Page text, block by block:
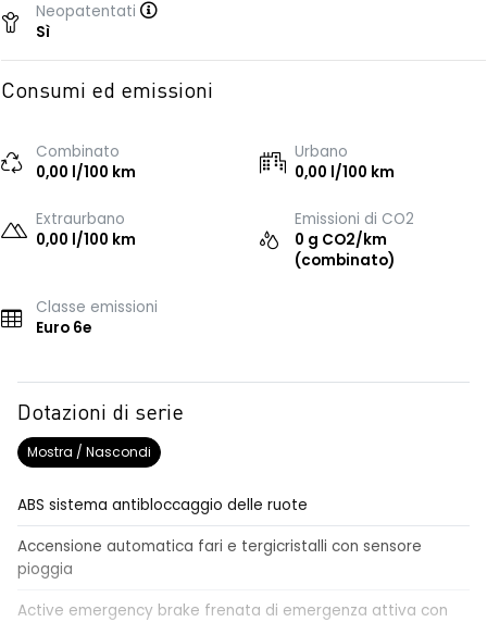
Neopatentati
Sì
Consumi ed emissioni
Combinato
0,00 l/100 km
Urbano
0,00 l/100 km
Extraurbano
0,00 l/100 km
Emissioni di CO2
0 g CO2/km
(combinato)
Classe emissioni
Euro 6e
Dotazioni di serie
Mostra / Nascondi
ABS sistema antibloccaggio delle ruote
Accensione automatica fari e tergicristalli con sensore
pioggia
Active emergency brake frenata di emergenza attiva con